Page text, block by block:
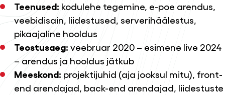
Teenused: kodulehe tegemine, e-poe arendus
veebidisain , liidestused, serveri­häälestus,
pikaajaline hooldus
Teostusaeg: veebruar 2020 – esimene live 2024
– arendus ja hooldus jätkub
Meeskond: projektijuhid (aja jooksul mitu), front-
end arendajad, back-end arendajad, liidestuste